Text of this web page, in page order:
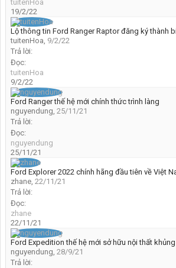
tuitenHoa
19/2/22
Lộ thông tin Ford Ranger Raptor đăng ký thành
tuitenHoa 9/2/22
Trả lời:
Đọc:
tuitenHoa
9/2/22
Ford Ranger thế hệ mới chính thức trình làng
nguyendung 25/11/21
Trả lời:
Đọc:
nguyendung
25/11/21
Ford Explorer 2022 chính hãng đầu tiên về Việt
zhane 22/11/21
Trả lời:
Đọc:
zhane
22/11/21
Ford Expedition thế hệ mới sở hữu nội thất khủng
nguyendung 28/9/21
Trả lời: